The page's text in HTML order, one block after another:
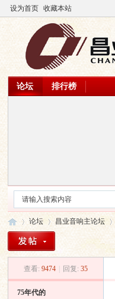
设为首页 收藏本站
论坛 排行榜
论坛
›
昌业音响主论坛
查看: 9474 回复: 35
75年代的